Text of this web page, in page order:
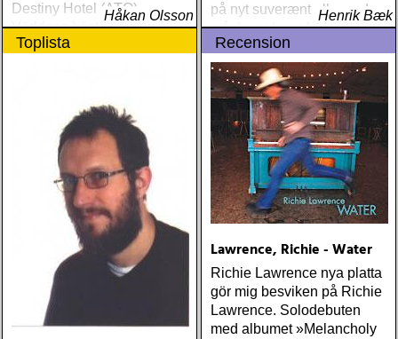
Destiny Hotel (ATO)
Världens bästa liveband
visar nu klassen även på
Håkan Olsson
på nyt suverænt album, der
måske er hans bedste
gennem tiderne
Henrik Bæk
Toplista Recension
Lawrence, Richie - Water
Richie Lawrence nya platta
gör mig besviken på Richie
Lawrence. Solodebuten
med albumet »Melancholy